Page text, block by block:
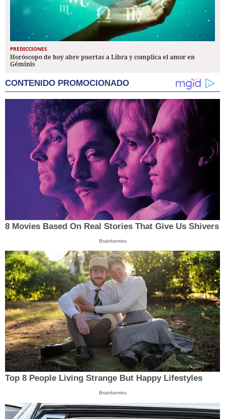
PREDICCIONES
Horóscopo de hoy abre puertas a Libra y complica el amor en
Géminis
CONTENIDO PROMOCIONADO
8 Movies Based On Real Stories That Give Us Shivers
Brainberries
Top 8 People Living Strange But Happy Lifestyles
Brainberries